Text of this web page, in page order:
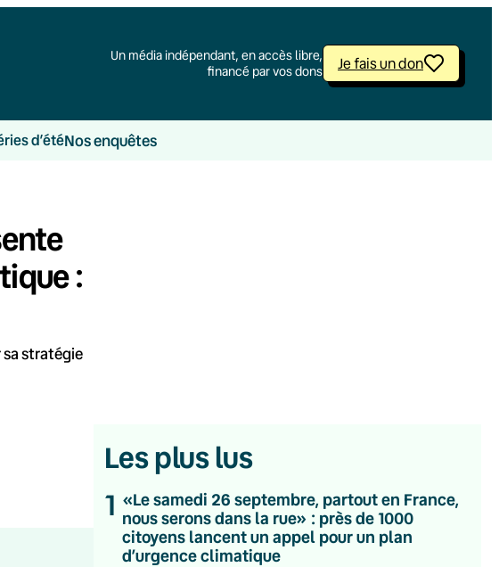
Un média indépendant, en accès libre,
financé par vos dons
Je fais un don
d’étéNos enquêtes
:
stratégie
Les plus lus
1 «Le samedi 26 septembre, partout en France,
nous serons dans la rue» : près de 1000
citoyens lancent un appel pour un plan
d’urgence climatique